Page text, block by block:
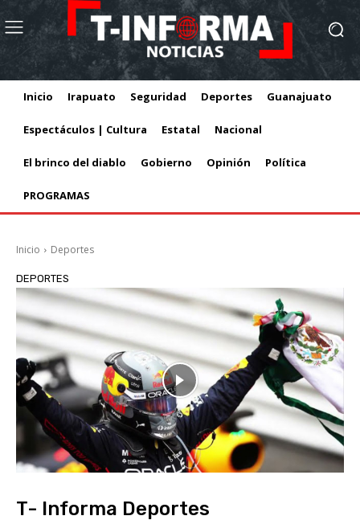
Inicio Irapuato Seguridad Deportes Guanajuato
Espectáculos | Cultura Estatal Nacional
El brinco del diablo Gobierno Opinión Política
PROGRAMAS
Inicio Deportes
DEPORTES
T- Informa Deportes